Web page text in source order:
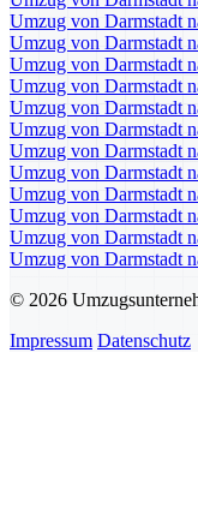
Umzug von Darmstadt
Umzug von Darmstadt
Umzug von Darmstadt
Umzug von Darmstadt
Umzug von Darmstadt
Umzug von Darmstadt
Umzug von Darmstadt
Umzug von Darmstadt
Umzug von Darmstadt
Umzug von Darmstadt
Umzug von Darmstadt
Umzug von Darmstadt
© 2026
Impressum Datenschutz